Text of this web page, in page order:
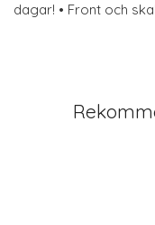
dagar! • Front och